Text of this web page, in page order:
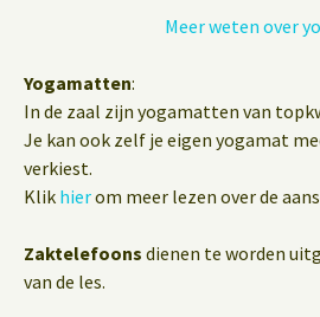
Meer weten over
Yogamatten:
In de zaal zijn yogamatten van
Je kan ook zelf je eigen yogamat
verkiest.
Klik hierom meer lezen over de
Zaktelefoons dienen te worden
van de les.